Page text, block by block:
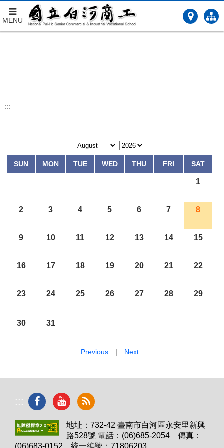
跳
MENU
:::
SUN MON TUE WED THU FRI SAT
1
2 3 4 5 6 7 8
9 10 11 12 13 14 15
16 17 18 19 20 21 22
23 24 25 26 27 28 29
30 31
Previous| Next
:::
地址：732-42 臺南市白河區永安里新興
路528號 電話：(06)685-2054 傳真：
(06)683-0152 統一編號：71806203